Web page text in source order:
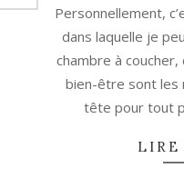
Personnellement,
dans laquelle je
chambre à
bien-être sont les
tête pour tout
LIRE